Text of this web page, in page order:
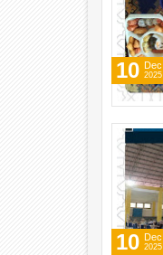
10 Dec
2025
10 Dec
2025